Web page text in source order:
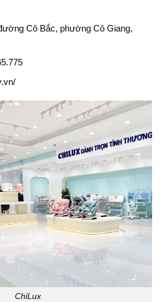
Cô Bắc, phường Cô Giang,
ChiLux